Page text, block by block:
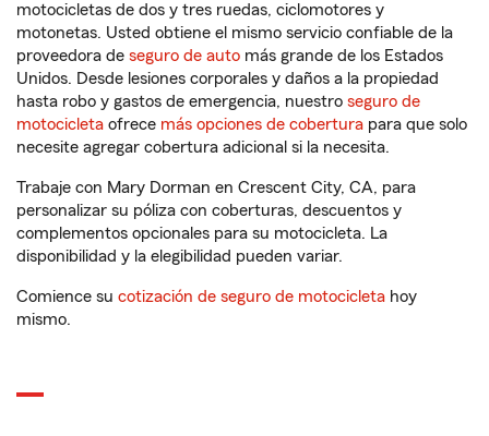
motocicletas de dos y tres ruedas, ciclomotores y
motonetas. Usted obtiene el mismo servicio confiable de la
proveedora de seguro de auto más grande de los Estados
Unidos. Desde lesiones corporales y daños a la propiedad
hasta robo y gastos de emergencia, nuestro seguro de
motocicleta ofrece más opciones de cobertura para que solo
necesite agregar cobertura adicional si la necesita.
Trabaje con Mary Dorman en Crescent City, CA, para
personalizar su póliza con coberturas, descuentos y
complementos opcionales para su motocicleta. La
disponibilidad y la elegibilidad pueden variar.
Comience su cotización de seguro de motocicleta hoy
mismo.